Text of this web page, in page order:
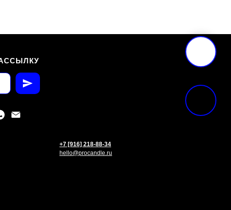
+7 [916] 218-88-34
hello@procandle.ru